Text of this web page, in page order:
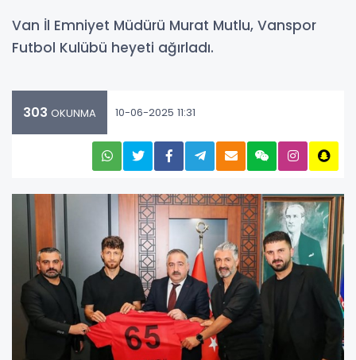
Van İl Emniyet Müdürü Murat Mutlu, Vanspor
Futbol Kulübü heyeti ağırladı.
303 OKUNMA 10-06-2025 11:31